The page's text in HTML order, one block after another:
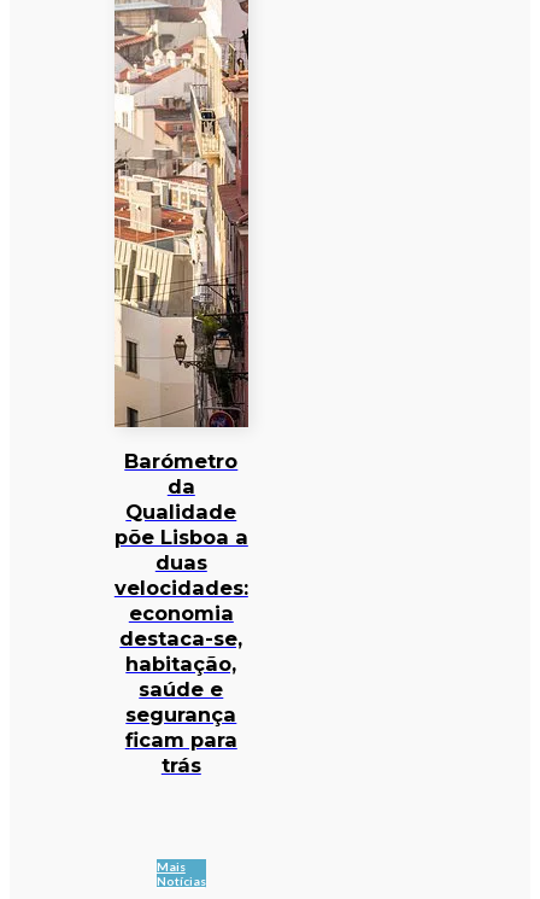
Barómetro
da
Qualidade
põe Lisboa a
duas
velocidades:
economia
destaca-se,
habitação,
saúde e
segurança
ficam para
trás
Mais
Notícias